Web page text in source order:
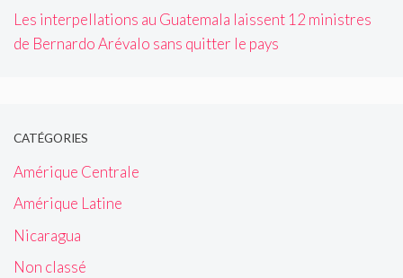
Les interpellations au Guatemala laissent 12 ministres
de Bernardo Arévalo sans quitter le pays
CATÉGORIES
Amérique Centrale
Amérique Latine
Nicaragua
Non classé